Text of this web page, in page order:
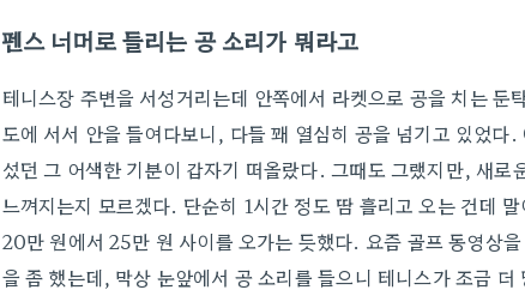
펜스 너머로 들리는 공 소리가 뭐라고
테니스장 주변을 서성거리는데 안쪽에서 라켓으로 공을 치는
도에 서서 안을 들여다보니, 다들 꽤 열심히 공을 넘기고 있었
섰던 그 어색한 기분이 갑자기 떠올랐다. 그때도 그랬지만, 새로
느껴지는지 모르겠다. 단순히 1시간 정도 땀 흘리고 오는 건데
20만 원에서 25만 원 사이를 오가는 듯했다. 요즘 골프 동영상
을 좀 했는데, 막상 눈앞에서 공 소리를 들으니 테니스가 조금 더